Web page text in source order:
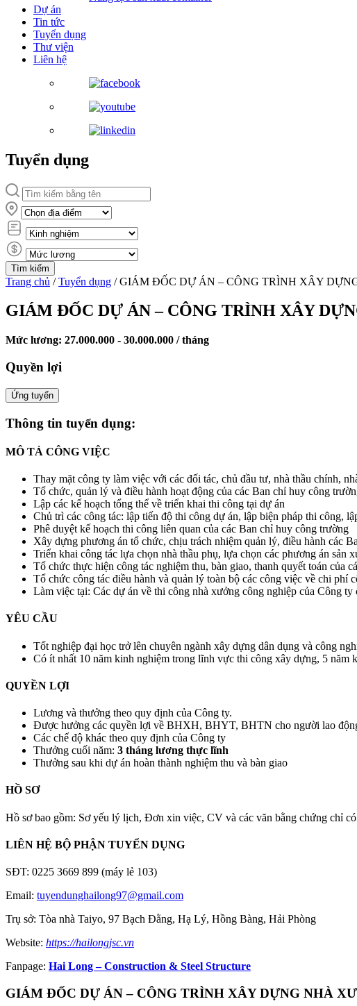
Dự án
Tin tức
Tuyển dụng
Thư viện
Liên hệ
Tuyển dụng
Trang chủ /Tuyển dụng /GIÁM ĐỐC DỰ ÁN – CÔNG TRÌNH XÂY
GIÁM ĐỐC DỰ ÁN – CÔNG TRÌNH XÂY
Mức lương: 27.000.000 - 30.000.000 / tháng
Quyền lợi
Ứng tuyển
Thông tin tuyển dụng:
MÔ TẢ CÔNG VIỆC
Thay mặt công ty làm việc với các đối tác, chủ đầu tư, nhà thầu chính,
Tổ chức, quản lý và điều hành hoạt động của các Ban chỉ huy công
Lập các kế hoạch tổng thể về triển khai thi công tại dự án
Chủ trì các công tác: lập tiến độ thi công dự án, lập biện pháp thi công,
Phê duyệt kế hoạch thi công liên quan của các Ban chỉ huy công trường
Xây dựng phương án tổ chức, chịu trách nhiệm quản lý, điều hành các
Triển khai công tác lựa chọn nhà thầu phụ, lựa chọn các phương án sản
Tổ chức thực hiện công tác nghiệm thu, bàn giao, thanh quyết toán
Tổ chức công tác điều hành và quản lý toàn bộ các công việc về chi
Làm việc tại: Các dự án về thi công nhà xưởng công nghiệp của Công
YÊU CẦU
Tốt nghiệp đại học trở lên chuyên ngành xây dựng dân dụng và công
Có ít nhất 10 năm kinh nghiệm trong lĩnh vực thi công xây dựng, 5 năm
QUYỀN LỢI
Lương và thưởng theo quy định của Công ty.
Được hưởng các quyền lợi về BHXH, BHYT, BHTN cho người lao
Các chế độ khác theo quy định của Công ty
Thưởng cuối năm: 3 tháng lương thực lĩnh
Thưởng sau khi dự án hoàn thành nghiệm thu và bàn giao
HỒ SƠ
Hồ sơ bao gồm: Sơ yếu lý lịch, Đơn xin việc, CV và các văn bằng chứng chỉ
LIÊN HỆ BỘ PHẬN TUYỂN DỤNG
SĐT: 0225 3669 899 (máy lẻ 103)
Email: tuyendunghailong97@gmail.com
Trụ sở: Tòa nhà Taiyo, 97 Bạch Đằng, Hạ Lý, Hồng Bàng, Hải Phòng
Website: https://hailongjsc.vn
Fanpage: Hai Long – Construction & Steel Structure
GIÁM ĐỐC DỰ ÁN – CÔNG TRÌNH XÂY DỰNG NHÀ